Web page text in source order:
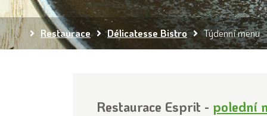
Restaurace Délicatesse Bistro Týdenní menu
Restaurace Esprit - polední